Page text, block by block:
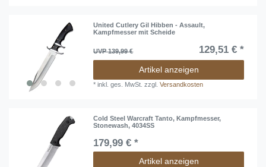
United Cutlery Gil Hibben - Assault,
Kampfmesser mit Scheide
UVP 139,99 € 129,51 € *
Artikel anzeigen
*inkl. ges. MwSt. zzgl.Versandkosten
Cold Steel Warcraft Tanto, Kampfmesser,
Stonewash, 4034SS
179,99 € *
Artikel anzeigen